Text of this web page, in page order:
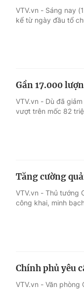
Âm nhạc
Sao
VTV.vn - Sáng nay
kể từ ngày đầu tổ
Gần 17.000
VTV.vn - Dù đã
vượt trên mốc 82
Tăng cường
VTV.vn - Thủ tướng
công khai, minh
Chính phủ yêu
VTV.vn - Văn